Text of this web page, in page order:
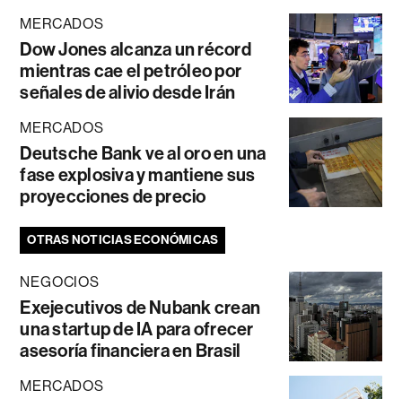
MERCADOS
Dow Jones alcanza un récord
mientras cae el petróleo por
señales de alivio desde Irán
MERCADOS
Deutsche Bank ve al oro en una
fase explosiva y mantiene sus
proyecciones de precio
OTRAS NOTICIAS ECONÓMICAS
NEGOCIOS
Exejecutivos de Nubank crean
una startup de IA para ofrecer
asesoría financiera en Brasil
MERCADOS